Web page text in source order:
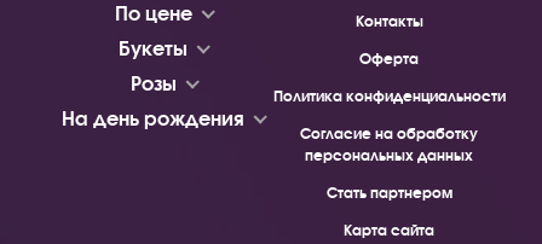
По цене
Букеты
Розы
На день рождения
Контакты
Оферта
Политика конфиденциальности
Согласие на обработку
персональных данных
Стать партнером
Карта сайта